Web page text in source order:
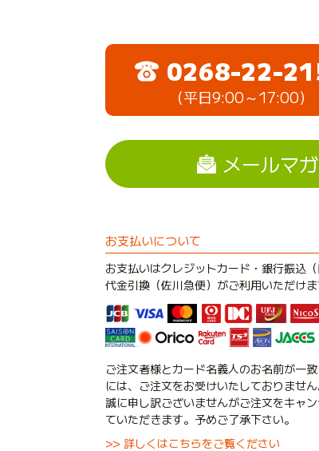
0268-22-
（平日9:00～17:00）
メールマ
お支払いについて
お支払いはクレジットカード・銀行振込（
代金引換（佐川急便）がご利用いただけま
ご注文者様とカード名義人のお名前が一
には、ご注文をお受けいたしておりません
誠に申し訳ございませんがご注文をキャ
ていただきます。予めご了承下さい。
>> 詳しくはこちらをご覧ください